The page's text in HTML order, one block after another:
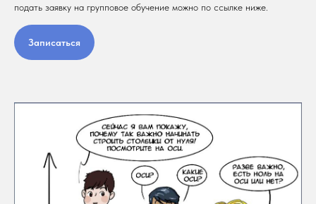
подать заявку на групповое обучение можно по ссылке ниже.
Записаться